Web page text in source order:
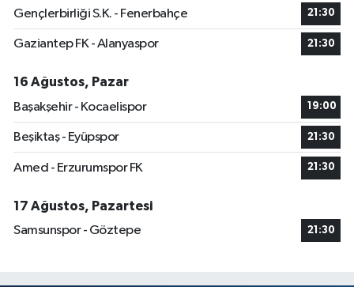
Gençlerbirliği S.K. - Fenerbahçe 21:30
Gaziantep FK - Alanyaspor 21:30
16 Ağustos, Pazar
Başakşehir - Kocaelispor
19:00
Beşiktaş - Eyüpspor 21:30
Amed - Erzurumspor FK 21:30
17 Ağustos, Pazartesi
Samsunspor - Göztepe
21:30